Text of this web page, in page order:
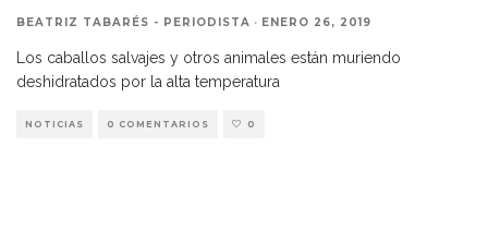
BEATRIZ TABARÉS - PERIODISTA · ENERO 26, 2019
Los caballos salvajes y otros animales están muriendo
deshidratados por la alta temperatura
NOTICIAS 0 COMENTARIOS 0